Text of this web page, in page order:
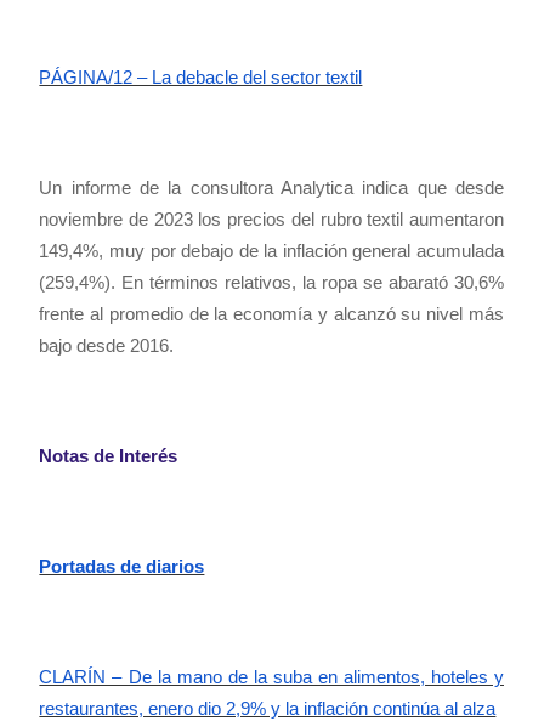
PÁGINA/12 – La debacle del sector textil
Un informe de la consultora Analytica indica que desde
noviembre de 2023 los precios del rubro textil aumentaron
149,4%, muy por debajo de la inflación general acumulada
(259,4%). En términos relativos, la ropa se abarató 30,6%
frente al promedio de la economía y alcanzó su nivel más
bajo desde 2016.
Notas de Interés
Portadas de diarios
CLARÍN – De la mano de la suba en alimentos, hoteles y
restaurantes, enero dio 2,9% y la inflación continúa al alza